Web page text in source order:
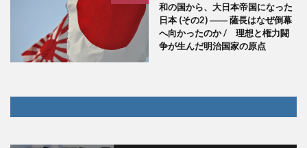
和の国から、大日本帝国になった
日本 (その2) ―― 薩長はなぜ倒幕
へ向かったのか / 理想と権力闘
争が生んだ明治国家の原点